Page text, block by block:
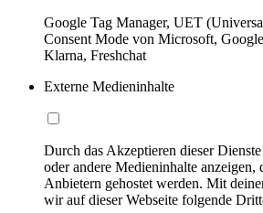
Google Tag Manager, UET
Consent Mode von Microsoft,
Klarna, Freshchat
Externe Medieninhalte
Durch das Akzeptieren dieser
oder andere Medieninhalte anzeigen,
Anbietern gehostet werden. Mit
wir auf dieser Webseite folgende